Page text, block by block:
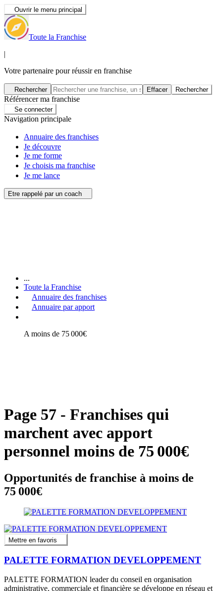
Ouvrir le menu principal
Toute la Franchise
|
Votre partenaire pour réussir en franchise
Rechercher Effacer Rechercher
Référencer ma franchise
Se connecter
Navigation principale
Annuaire des franchises
Je découvre
Je me forme
Je choisis ma franchise
Je me lance
Etre rappelé par un coach
...
Toute la Franchise
Annuaire des franchises
Annuaire par apport
A moins de 75 000€
Page 57 - Franchises qui
marchent avec apport
personnel moins de 75 000€
Opportunités de franchise à moins de
75 000€
Mettre en favoris
PALETTE FORMATION DEVELOPPEMENT
PALETTE FORMATION leader du conseil en organisation
administrative, commerciale et financière se développe en réseau et